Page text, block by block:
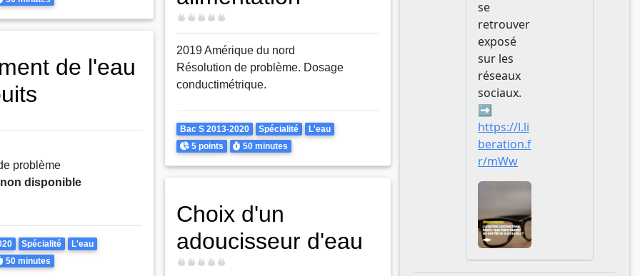
Difficulté
2019 Amérique du nord
Résolution de problème. Dosage
conductimétrique.
Theme
Bac S 2013-2020 Spécialité L'eau
Points
5 points Durée
50 minutes
de l'eau
problème
disponible
Spécialité L'eau
50 minutes
Choix d'un
adoucisseur d'eau
Difficulté